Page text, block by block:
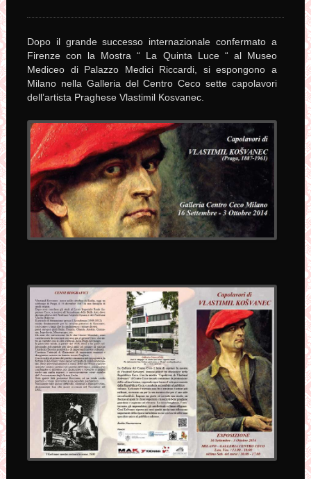
Dopo il grande successo internazionale confermato a
Firenze con la Mostra “ La Quinta Luce “ al Museo
Mediceo di Palazzo Medici Riccardi, si espongono a
Milano nella Galleria del Centro Ceco sette capolavori
dell’artista Praghese Vlastimil Kosvanec.